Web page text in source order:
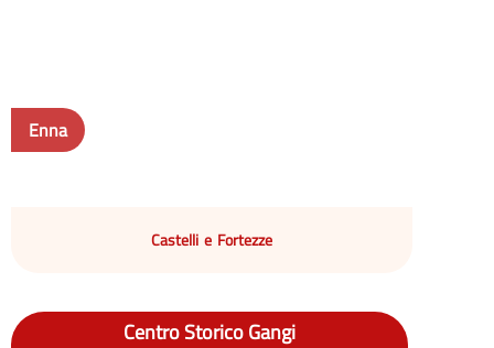
Enna
Castelli e Fortezze
Centro Storico Gangi